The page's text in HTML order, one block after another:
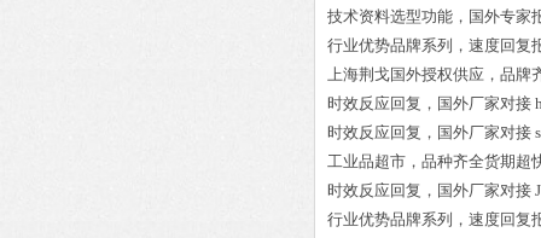
技术资料选型功能，国外专家
行业优势品牌系列，速度回复
上海荆戈国外授权供应，品牌
时效反应回复，国外厂家对接
时效反应回复，国外厂家对接
工业品超市，品种齐全货期超
时效反应回复，国外厂家对接
行业优势品牌系列，速度回复